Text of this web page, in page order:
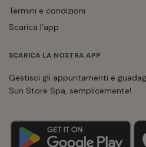
Termini e condizioni
Scarica l’app
SCARICA LA NOSTRA APP
Gestisci gli appuntamenti e
Sun Store Spa, semplicemente!